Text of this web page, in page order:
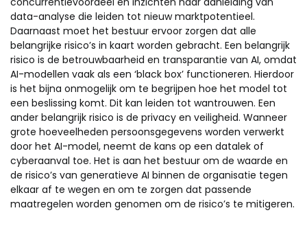
data-analyse die leiden tot nieuw marktpotentieel.
Daarnaast moet het bestuur ervoor zorgen dat alle
belangrijke risico’s in kaart worden gebracht. Een belangrijk
risico is de betrouwbaarheid en transparantie van AI, omdat
AI-modellen vaak als een ‘black box’ functioneren. Hierdoor
is het bijna onmogelijk om te begrijpen hoe het model tot
een beslissing komt. Dit kan leiden tot wantrouwen. Een
ander belangrijk risico is de privacy en veiligheid. Wanneer
grote hoeveelheden persoonsgegevens worden verwerkt
door het AI-model, neemt de kans op een datalek of
cyberaanval toe. Het is aan het bestuur om de waarde en
de risico’s van generatieve AI binnen de organisatie tegen
elkaar af te wegen en om te zorgen dat passende
maatregelen worden genomen om de risico’s te mitigeren.